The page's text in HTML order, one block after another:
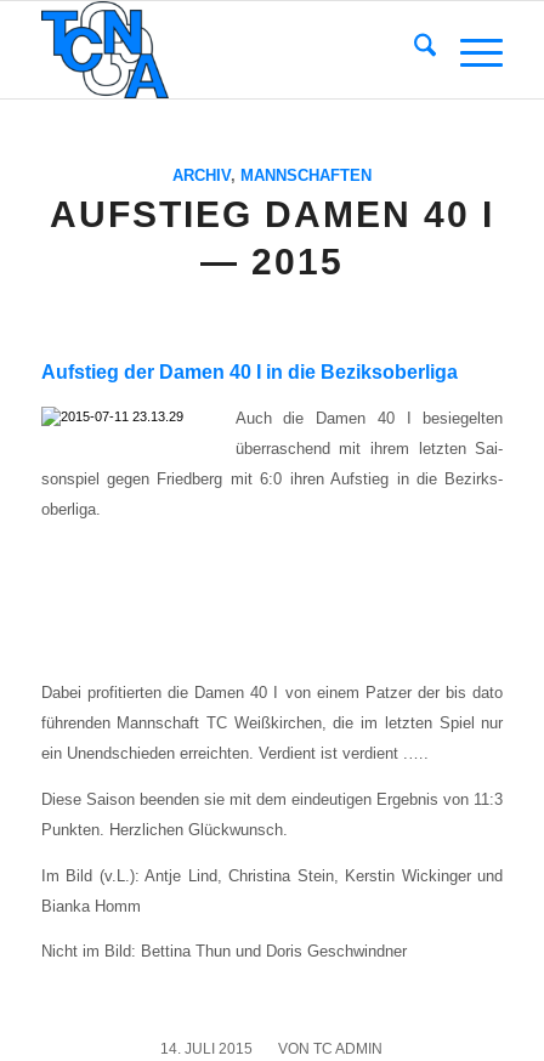
ARCHIV, MANNSCHAFTEN
AUFSTIEG DAMEN 40 I
— 2015
Auf­stieg der Damen 40 I in die Beziks­ober­li­ga
Auch die Damen 40 I besie­gel­ten
über­ra­schend mit ihrem letz­ten Sai­
son­spiel gegen Fried­berg mit 6:0 ihren Auf­stieg in die Bezirks­
ober­li­ga.
Dabei pro­fi­tier­ten die Damen 40 I von einem Pat­zer der bis dato
füh­ren­den Mann­schaft TC Weiß­kir­chen, die im letz­ten Spiel nur
ein Unend­schie­den erreich­ten. Ver­dient ist ver­dient .….
Die­se Sai­son been­den sie mit dem ein­deu­ti­gen Ergeb­nis von 11:3
Punk­ten. Herz­li­chen Glück­wunsch.
Im Bild (v.L.): Ant­je Lind, Chris­ti­na Stein, Kers­tin Wickin­ger und
Bian­ka Homm
Nicht im Bild: Bet­ti­na Thun und Doris Geschwind­ner
14. JULI 2015
/ VONTC ADMIN